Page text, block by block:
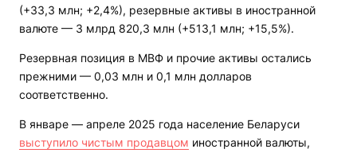
(+33,3 млн; +2,4%), резервные активы в иностранной
валюте — 3 млрд 820,3 млн (+513,1 млн; +15,5%).
Резервная позиция в МВФ и прочие активы остались
прежними — 0,03 млн и 0,1 млн долларов
соответственно.
В январе — апреле 2025 года население Беларуси
выступило чистым продавцом иностранной валюты,